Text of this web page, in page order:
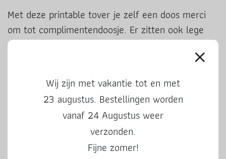
Met deze printable tover je zelf een doos merci
om tot complimentendoosje. Er zitten ook lege
vakjes bij, deze kun je zelf nog invullen. Het
Meer lezen over hoe het werkt?Lees dan dit
. Daar vind je de uitgebreide uitleg.
Ook leuke producten
Wij zijn met vakantie tot en met
23 augustus. Bestellingen worden
vanaf 24 Augustus weer
verzonden.
Fijne zomer!